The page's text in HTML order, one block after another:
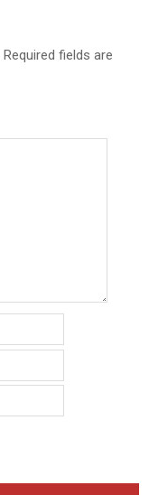
Required fields are